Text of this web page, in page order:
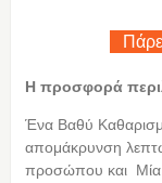
Η προσφορά
Ένα Βαθύ
απομάκρυνση
προσώπου και Μία